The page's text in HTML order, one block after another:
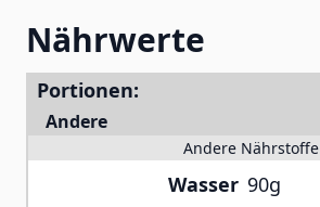
Nährwerte
Portionen:
Andere
Andere Nährstoffe
Wasser 90g